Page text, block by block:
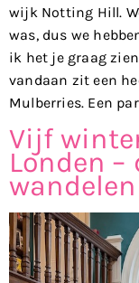
wijk Notting Hill.
was, dus we
ik het je graag
vandaan zit een
Mulberries. Een
Vijf
Londen –
wandelen